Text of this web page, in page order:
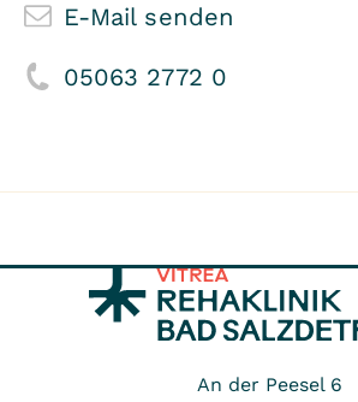
E-Mail senden
05063 2772 0
An der Peesel 6